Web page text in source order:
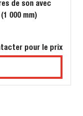
de son avec
000 mm)
pour le prix